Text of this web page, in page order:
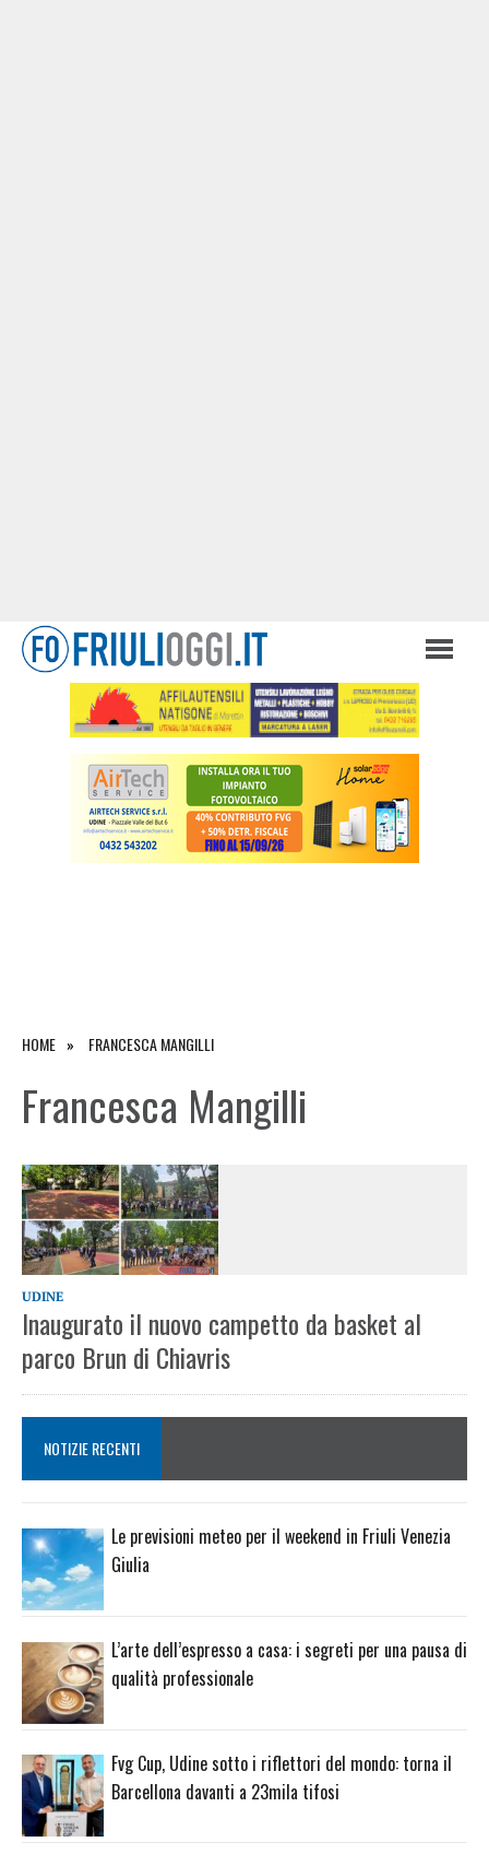
HOME FRANCESCA MANGILLI
Francesca Mangilli
UDINE
Inaugurato il nuovo campetto da basket al
parco Brun di Chiavris
NOTIZIE RECENTI
Le previsioni meteo per il weekend in Friuli Venezia
Giulia
L’arte dell’espresso a casa: i segreti per una pausa di
qualità professionale
Fvg Cup, Udine sotto i riflettori del mondo: torna il
Barcellona davanti a 23mila tifosi